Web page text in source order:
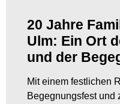
20 Jahre
Ulm: Ein Ort
und der
Mit einem festlichen
Begegnungsfest und